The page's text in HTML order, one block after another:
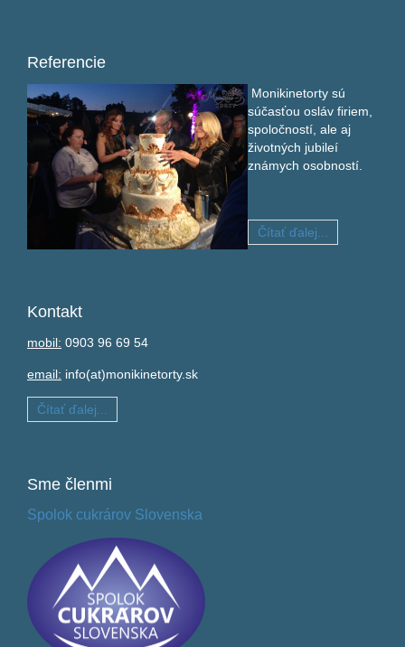
Referencie
Monikinetorty sú
súčasťou osláv firiem,
spoločností, ale aj
životných jubileí
známych osobností.
Čítať ďalej...
Kontakt
mobil: 0903 96 69 54
email: info(at)monikinetorty.sk
Čítať ďalej...
Sme členmi
Spolok cukrárov Slovenska